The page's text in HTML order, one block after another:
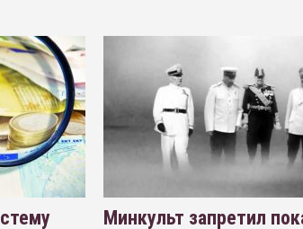
Минкульт запретил